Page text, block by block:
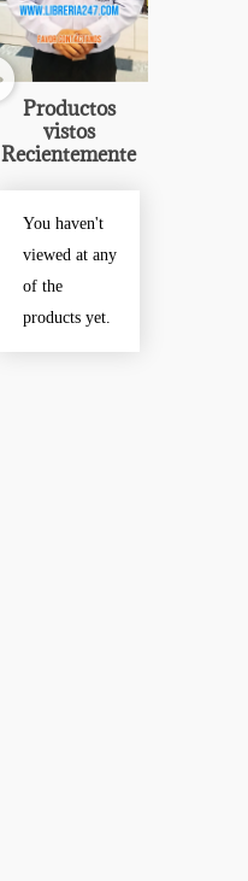
Productos
vistos
Recientemente
You haven't
viewed at any
of the
products yet.